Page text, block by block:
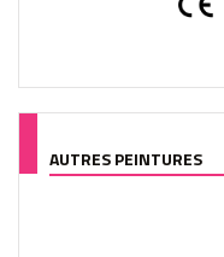
AUTRES PEINTURES